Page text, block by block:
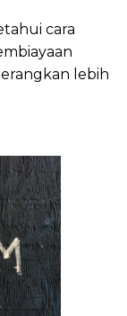
cara
lebih